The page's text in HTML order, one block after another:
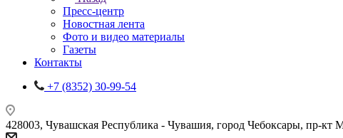
Пресс-центр
Новостная лента
Фото и видео материалы
Газеты
Контакты
+7 (8352) 30-99-54
428003, Чувашская Республика - Чувашия, город Чебоксары, пр-кт